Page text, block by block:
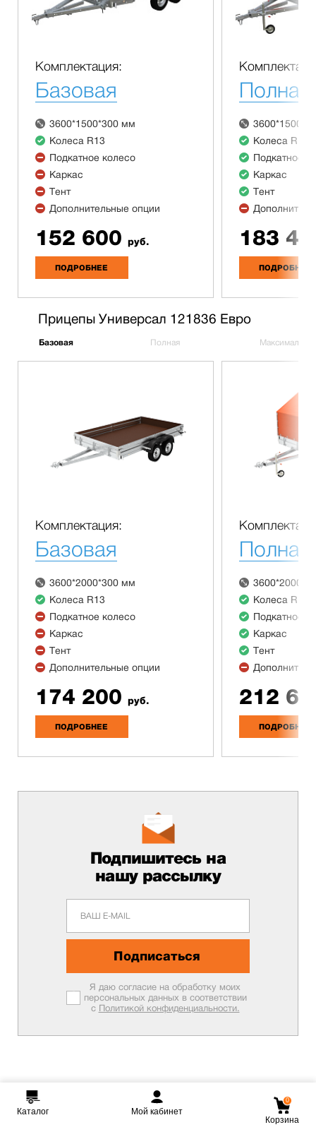
Комплектация:
Базовая
3600*1500*300 мм
Колеса R13
Подкатное колесо
Каркас
Тент
Дополнительные опции
152 600 руб.
ПОДРОБНЕЕ
Полная
Колеса R13
Подкатное
Каркас
Тент
183
ПОДРОБНЕЕ
Прицепы Универсал 121836 Евро
Базовая Полная Максимальная
Комплектация:
Базовая
3600*2000*300 мм
Колеса R13
Подкатное колесо
Каркас
Тент
Дополнительные опции
174 200 руб.
ПОДРОБНЕЕ
Полная
Колеса R13
Подкатное
Каркас
Тент
212
ПОДРОБНЕЕ
Подпишитесь на
нашу рассылку
Подписаться
Я даю согласие на обработку моих
персональных данных в соответствии
с Политикой конфиденциальности.
Каталог Мой кабинет
0
Корзина